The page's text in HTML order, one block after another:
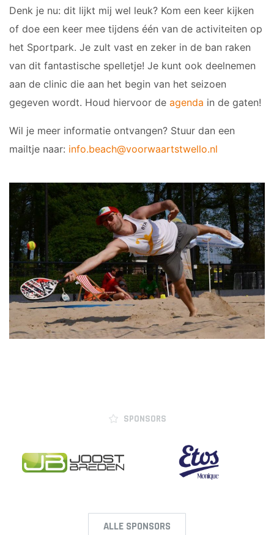
Denk je nu: dit lijkt mij wel leuk? Kom een keer kijken
of doe een keer mee tijdens één van de activiteiten op
het Sportpark. Je zult vast en zeker in de ban raken
van dit fantastische spelletje! Je kunt ook deelnemen
aan de clinic die aan het begin van het seizoen
gegeven wordt. Houd hiervoor de agenda in de gaten!
Wil je meer informatie ontvangen? Stuur dan een
mailtje naar: info.beach@voorwaartstwello.nl
SPONSORS
ALLE SPONSORS